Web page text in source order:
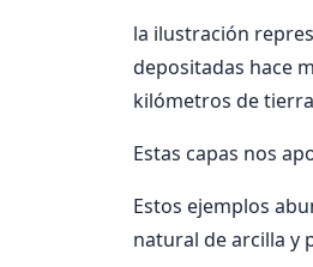
la ilustración
depositadas hace
kilómetros de
Estas capas nos
Estos ejemplos
natural de arcilla y